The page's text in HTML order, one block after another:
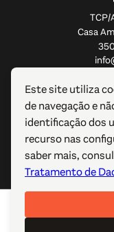
TCP/
Casa
SOBRE ESTE WEBSITE
LIGAÇÕES ÚTEIS
SIGA-NOS
© 2012-2026 TCP/
direitos reservados.
Este site utiliza
de navegação e
identificação dos
recurso nas
saber mais,
Tratamento de